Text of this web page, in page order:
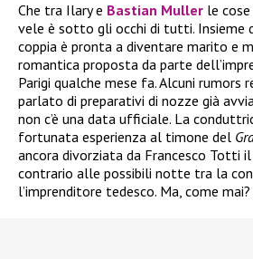
Che tra Ilary e Bastian Muller le
vele è sotto gli occhi di tutti. Insieme
coppia è pronta a diventare marito e
romantica proposta da parte
Parigi qualche mese fa. Alcuni rumors
parlato di preparativi di nozze già
non c’è una data ufficiale. La
fortunata esperienza al timone del
ancora divorziata da Francesco Totti il
contrario alle possibili notte tra la
l’imprenditore tedesco. Ma, come mai?